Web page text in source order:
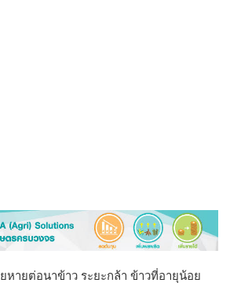
หายต่อนาข้าว ระยะกล้า ข้าวที่อายุน้อย